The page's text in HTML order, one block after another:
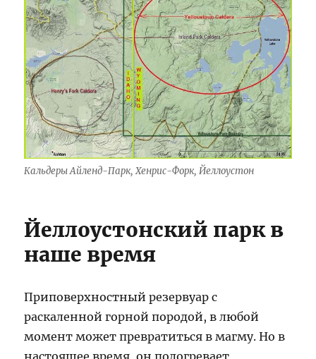
Кальдеры Айленд-Парк, Хенрис-Форк, Йеллоустон
Йеллоустонский парк в
наше время
Приповерхностный резервуар с
раскаленной горной породой, в любой
момент может превратиться в магму. Но в